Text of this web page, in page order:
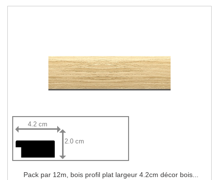
4.2 cm
2.0 cm
Pack par 12m, bois profil plat largeur 4.2cm décor bois...